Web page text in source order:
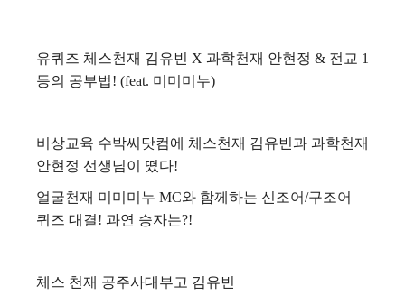
유퀴즈 체스천재 김유빈 X 과학천재 안현정 & 전교 1
등의 공부법! (feat. 미미미누)
비상교육 수박씨닷컴에 체스천재 김유빈과 과학천재
안현정 선생님이 떴다!
얼굴천재 미미미누 MC와 함께하는 신조어/구조어
퀴즈 대결! 과연 승자는?!
체스 천재 공주사대부고 김유빈